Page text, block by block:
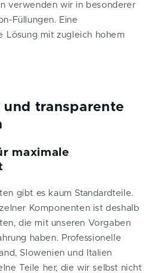
verwenden wir in besonderer
Füllungen. Eine
Lösung mit zugleich hohem
und transparente
maximale
gibt es kaum Standardteile.
Komponenten ist deshalb
die mit unseren Vorgaben
haben. Professionelle
Slowenien und Italien
Teile her, die wir selbst nicht